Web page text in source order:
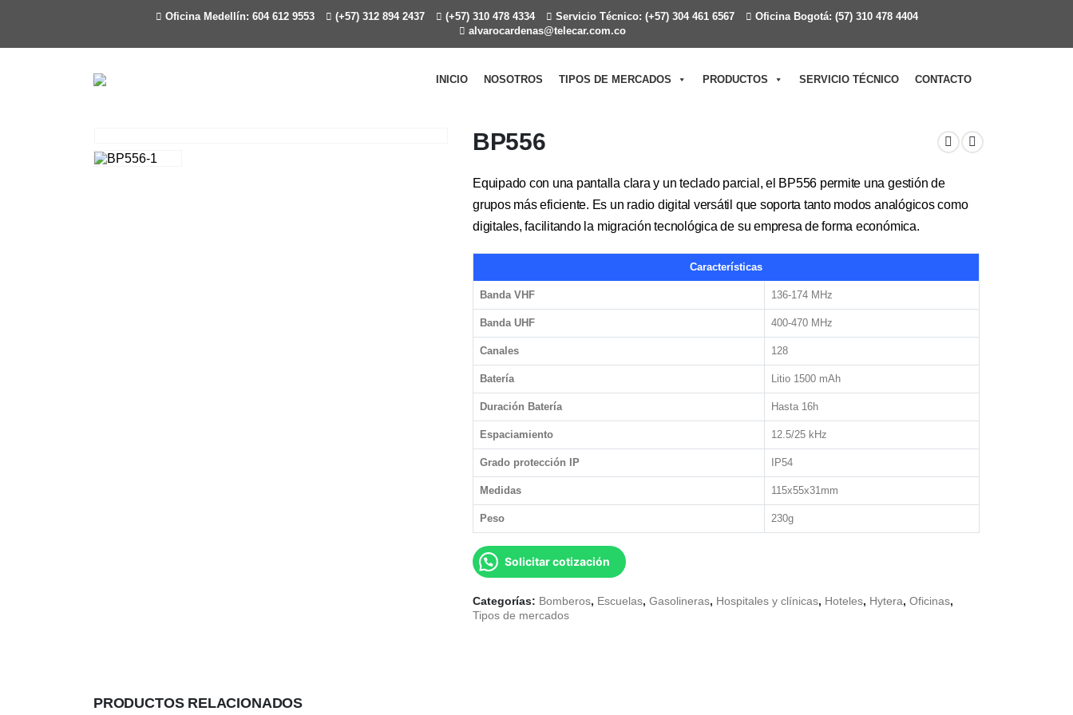
Oficina Medellín: 604 612 9553 (+57) 312 894 2437 (+57) 310 478 4334 Servicio Técnico: (+57) 304 461 6567
Oficina Bogotá: (57) 310 478 4404
alvarocardenas@telecar.com.co
INICIO NOSOTROS TIPOS DE MERCADOS PRODUCTOS SERVICIO TÉCNICO CONTACTO
BP556
Equipado con una pantalla clara y un teclado parcial, el BP556 permite una gestión de
grupos más eficiente. Es un radio digital versátil que soporta tanto modos analógicos como
digitales, facilitando la migración tecnológica de su empresa de forma económica.
Características
Banda VHF 136-174 MHz
Banda UHF 400-470 MHz
Canales 128
Batería Litio 1500 mAh
Duración Batería Hasta 16h
Espaciamiento 12.5/25 kHz
Grado protección IP IP54
Medidas 115x55x31mm
Peso 230g
Solicitar cotización
Categorías: Bomberos, Escuelas, Gasolineras, Hospitales y clínicas, Hoteles, Hytera, Oficinas,
Tipos de mercados
PRODUCTOS RELACIONADOS